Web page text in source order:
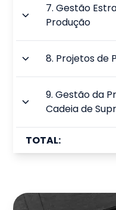
7.Gestão
Produção
8. Projetos de
9.Gestão da
Cadeia de
TOTAL: